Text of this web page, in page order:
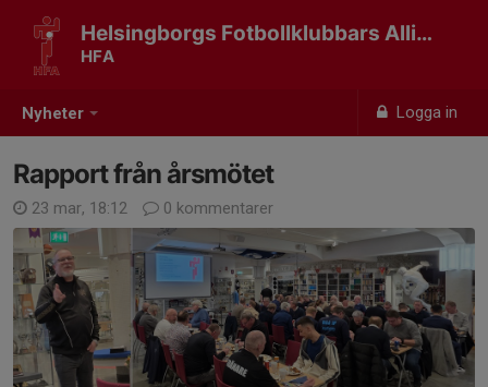
Nyheter Logga in
Helsingborgs Fotbollklubbars Allians
HFA
Rapport från årsmötet
23 mar, 18:12 0 kommentarer